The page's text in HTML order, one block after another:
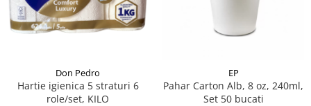
Don Pedro
Hartie igienica 5 straturi 6
role/set, KILO
EP
Pahar Carton Alb, 8 oz, 240ml,
Set 50 bucati